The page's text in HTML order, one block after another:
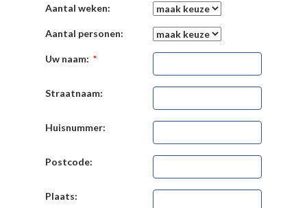
Aantal weken:
Aantal personen:
Uw naam: *
Straatnaam:
Huisnummer:
Postcode:
Plaats: